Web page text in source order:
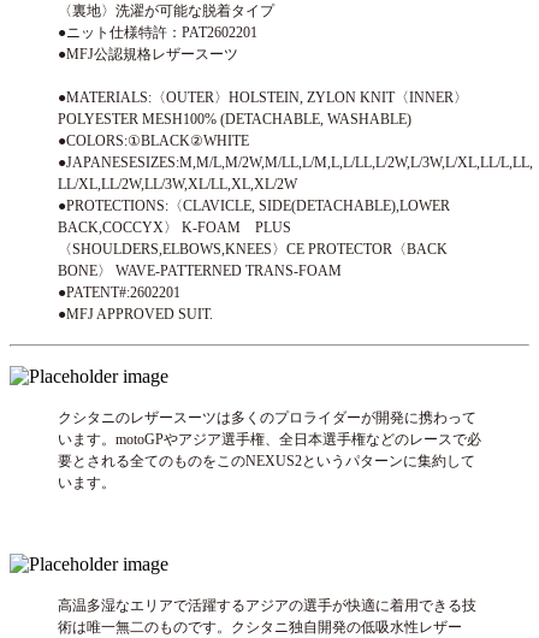
〈裏地〉洗濯が可能な脱着タイプ
●ニット仕様特許：PAT2602201
●MFJ公認規格レザースーツ
●MATERIALS:〈OUTER〉HOLSTEIN, ZYLON KNIT〈INNER〉
POLYESTER MESH100% (DETACHABLE, WASHABLE)
●COLORS:①BLACK②WHITE
●JAPANESESIZES:M,M/L,M/2W,M/LL,L/M,L,L/LL,L/2W,L/3W,L/XL,LL/L,LL,
LL/XL,LL/2W,LL/3W,XL/LL,XL,XL/2W
●PROTECTIONS:〈CLAVICLE, SIDE(DETACHABLE),LOWER
BACK,COCCYX〉 K-FOAM PLUS
〈SHOULDERS,ELBOWS,KNEES〉CE PROTECTOR〈BACK
BONE〉 WAVE-PATTERNED TRANS-FOAM
●PATENT#:2602201
●MFJ APPROVED SUIT.
クシタニのレザースーツは多くのプロライダーが開発に携わって
います。motoGPやアジア選手権、全日本選手権などのレースで必
要とされる全てのものをこのNEXUS2というパターンに集約して
います。
高温多湿なエリアで活躍するアジアの選手が快適に着用できる技
術は唯一無二のものです。クシタニ独自開発の低吸水性レザー